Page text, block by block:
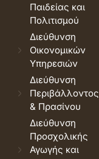
Παιδείας και
Πολιτισμού
Διεύθυνση
Οικονομικών
Υπηρεσιών
Διεύθυνση
Περιβάλλοντος
& Πρασίνου
Διεύθυνση
Προσχολικής
Αγωγής και